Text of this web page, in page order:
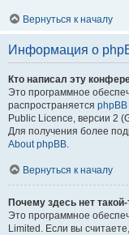
Вернуться к началу
Информация о
Кто написал эту
Это программное
распространяется phpBB
Public Licence, версии 2
Для получения более
About phpBB.
Вернуться к началу
Почему здесь нет
Это программное
Limited. Если вы